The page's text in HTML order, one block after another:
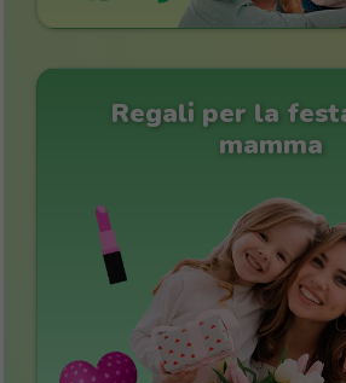
Regali per la
mamma